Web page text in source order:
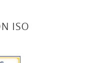
ISO